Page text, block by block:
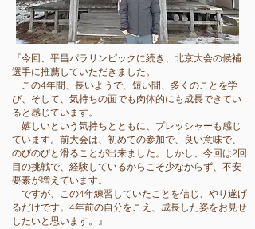
『今回、平昌パラリンピックに続き、北京大会の候補
選手に推薦していただきました。
この4年間、長いようで、短い間、多くのことを学
び、そして、気持ちの面でも肉体的にも成長できてい
ると感じています。
嬉しいという気持ちとともに、プレッシャーも感じ
ています。前大会は、初めての参加で、良い意味で、
のびのびと滑ることが出来ました。しかし、今回は2回
目の挑戦で、経験しているからこそ少なからず、不安
要素が増えています。
ですが、この4年練習していたことを信じ、やり遂げ
るだけです。4年前の自分をこえ、成長した姿をお見せ
したいと思います。』